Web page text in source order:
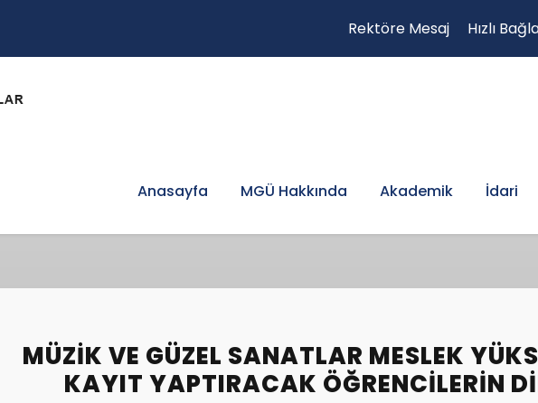
Rektöre Mesaj Hızlı
Anasayfa MGÜ Hakkında Akademik İdari
MÜZIK VE GÜZEL SANATLAR MESLEK
KAYIT YAPTIRACAK ÖĞRENCILERIN